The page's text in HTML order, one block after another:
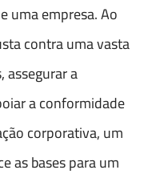
uma empresa. Ao
contra uma vasta
assegurar a
a conformidade
corporativa, um
as bases para um